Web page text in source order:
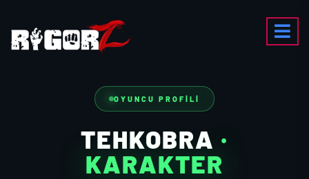
OYUNCU PROFILI
TEHKOBRA ·
KARAKTER